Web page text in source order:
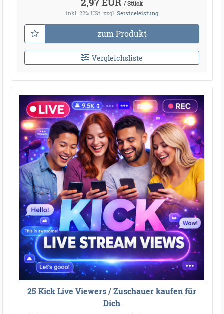
/ Stück
inkl. 22% USt. zzgl. Serviceleistung
zum Produkt
Vergleichsliste
25 Kick Live Viewers / Zuschauer kaufen für
Dich